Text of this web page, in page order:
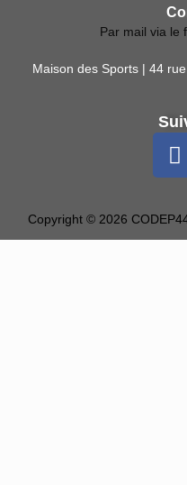
Par mail via le
Maison des Sports | 44
Copyright © 2026